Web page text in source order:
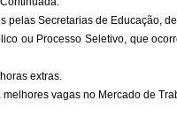
pelas Secretarias de Educação,
ou Processo Seletivo, que
extras.
vagas no Mercado de